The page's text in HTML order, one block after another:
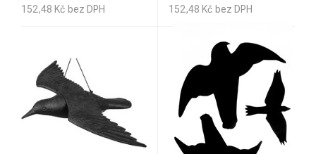
152,48 Kč bez DPH 152,48 Kč bez DPH